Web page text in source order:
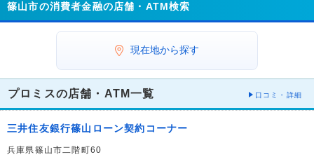
篠山市の消費者金融の店舗・ATM検索
現在地から探す
プロミスの店舗・ATM一覧 口コミ・詳細
三井住友銀行篠山ローン契約コーナー
兵庫県篠山市二階町60